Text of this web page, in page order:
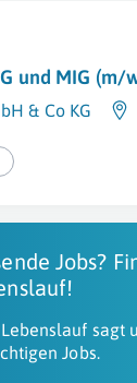
und MIG (m/
& Co KG
Jobs?
sagt
Jobs.